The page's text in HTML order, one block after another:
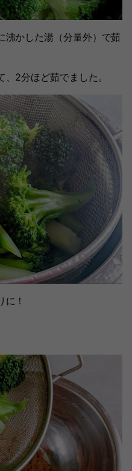
沸かした湯（分量外）で茹
2分ほど茹でました。
！